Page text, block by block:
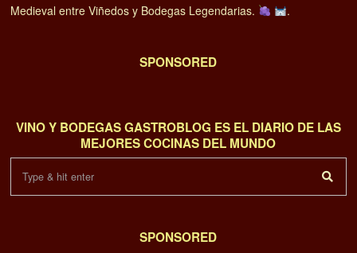
Medieval entre Viñedos y Bodegas Legendarias.
.
SPONSORED
VINO Y BODEGAS GASTROBLOG ES EL DIARIO DE LAS
MEJORES COCINAS DEL MUNDO
SPONSORED